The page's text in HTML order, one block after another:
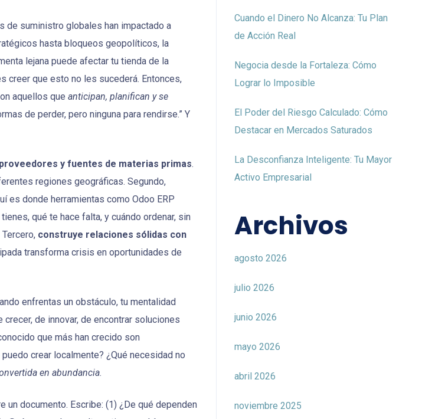
de suministro globales han impactado a
hasta bloqueos geopolíticos, la
lejana puede afectar tu tienda de la
creer que esto no les sucederá. Entonces,
aquellos que anticipan, planifican y se
de perder, pero ninguna para rendirse.” Y
y fuentes de materias primas.
regiones geográficas. Segundo,
es donde herramientas como Odoo ERP
qué te hace falta, y cuándo ordenar, sin
construye relaciones sólidas con
transforma crisis en oportunidades de
enfrentas un obstáculo, tu mentalidad
de innovar, de encontrar soluciones
que más han crecido son
crear localmente? ¿Qué necesidad no
en abundancia.
un documento. Escribe: (1) ¿De qué dependen
Cuando el Dinero No Alcanza: Tu Plan
de Acción Real
Negocia desde la Fortaleza: Cómo
Lograr lo Imposible
El Poder del Riesgo Calculado: Cómo
Destacar en Mercados Saturados
La Desconfianza Inteligente: Tu Mayor
Activo Empresarial
Archivos
agosto 2026
julio 2026
junio 2026
mayo 2026
abril 2026
noviembre 2025